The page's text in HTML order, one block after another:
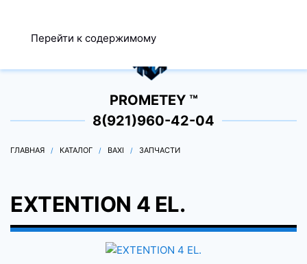
Перейти к содержимому
0
PROMETEY ™
8(921)960-42-04
ГЛАВНАЯ КАТАЛОГ BAXI ЗАПЧАСТИ
EXTENTION 4 EL.